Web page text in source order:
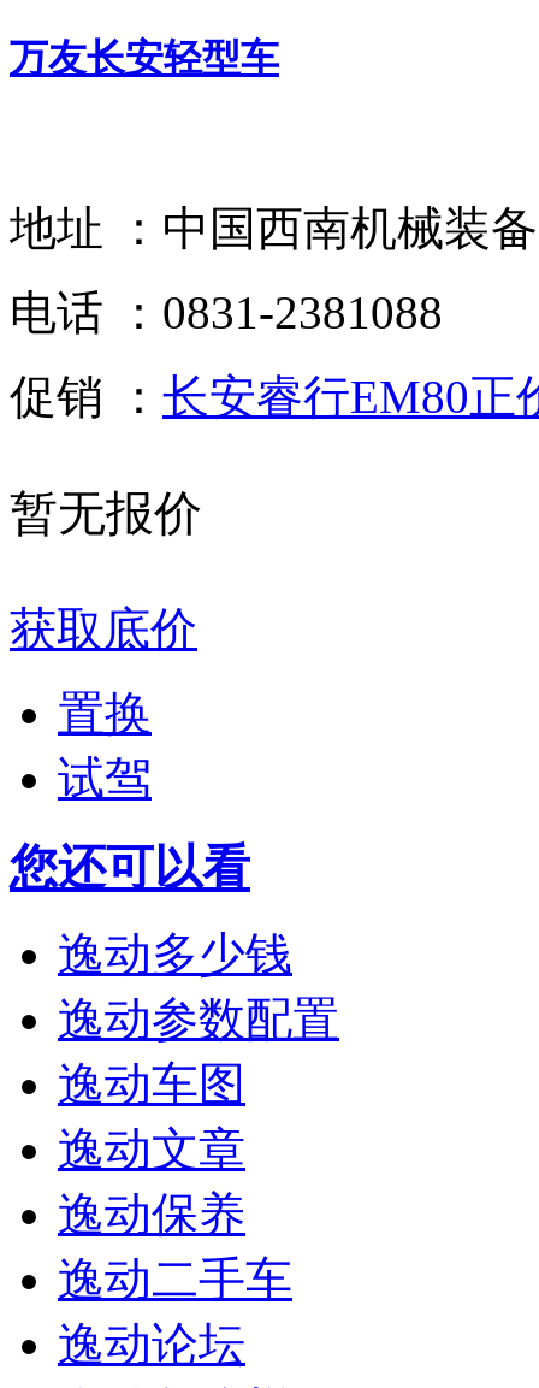
万友长安轻型车
地址 ： 中国西南机械装
电话 ： 0831-2381088
促销 ： 长安睿行EM80正
暂无报价
获取底价
置换
试驾
您还可以看
逸动多少钱
逸动参数配置
逸动车图
逸动文章
逸动保养
逸动二手车
逸动论坛